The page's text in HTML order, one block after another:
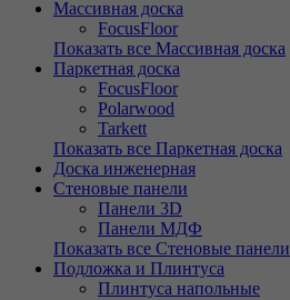
Массивная доска
FocusFloor
Показать все Массивная доска
Паркетная доска
FocusFloor
Polarwood
Tarkett
Показать все Паркетная доска
Доска инженерная
Стеновые панели
Панели 3D
Панели МДФ
Показать все Стеновые панели
Подложка и Плинтуса
Плинтуса напольные